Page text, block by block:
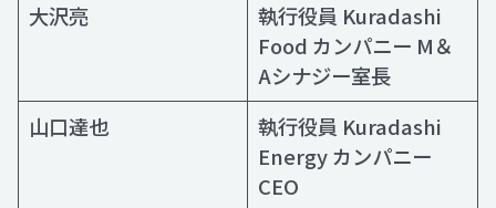
大沢亮
執行役員 Kuradashi
Food カンパニー M＆
Aシナジー室長
山口達也
執行役員 Kuradashi
Energy カンパニー
CEO